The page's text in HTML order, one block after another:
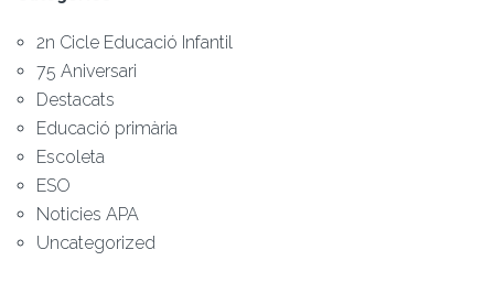
2n Cicle Educació Infantil
75 Aniversari
Destacats
Educació primària
Escoleta
ESO
Noticies APA
Uncategorized